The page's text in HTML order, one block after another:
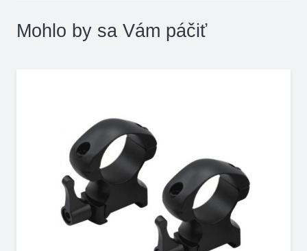
Mohlo by sa Vám páčiť